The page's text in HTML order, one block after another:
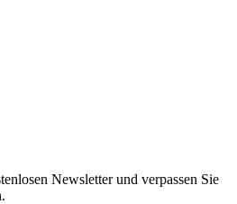
Newsletter und verpassen Sie